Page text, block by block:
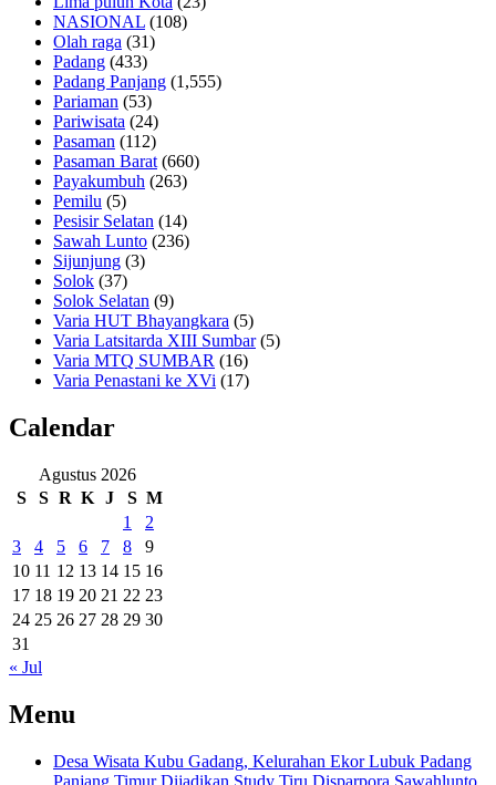
NASIONAL (108)
Olah raga (31)
Padang (433)
Padang Panjang (1,555)
Pariaman (53)
Pariwisata (24)
Pasaman (112)
Pasaman Barat (660)
Payakumbuh (263)
Pemilu (5)
Pesisir Selatan (14)
Sawah Lunto (236)
Sijunjung (3)
Solok (37)
Solok Selatan (9)
Varia HUT Bhayangkara (5)
Varia Latsitarda XIII Sumbar(5)
Varia MTQ SUMBAR (16)
Varia Penastani ke XVi (17)
Calendar
Agustus 2026
S
S R K J S M
1
2
3
4 5 6 7 8
9
10 11 12 13 14 15 16
17 18 19 20 21 22 23
24 25 26 27 28 29 30
31
« Jul
Menu
Desa Wisata Kubu Gadang, Kelurahan Ekor Lubuk Padang
Panjang Timur Dijadikan Study Tiru Disparpora Sawahlunto